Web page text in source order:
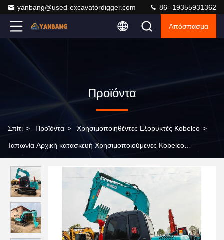
yanbang@used-excavatordigger.com 86--19355931362
Απόσπασμα
Προϊόντα
Σπίτι > Προϊόντα > Χρησιμοποιηθέντες Εξορυκτές Kobelco >
Ιαπωνία Αρχική κατασκευή Χρησιμοποιούμενες Kobelco